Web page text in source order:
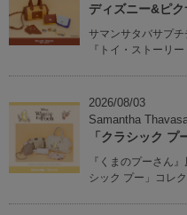
ディズニー&ピ
サマンサタバサプ
『トイ・ストーリー
2026/08/03
Samantha
「クラシック プ
『くまのプーさん
シック プー」コレク